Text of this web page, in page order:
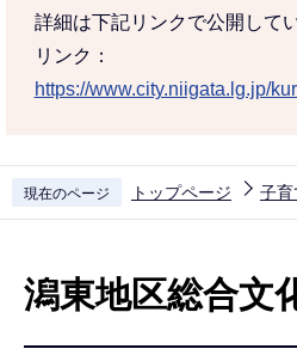
詳細は下記リンクで公開して
リンク：
https://www.city.niigata.lg.jp/
現在のページ トップページ 子育
潟東地区総合文